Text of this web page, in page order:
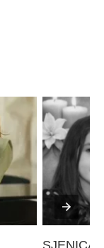
SJENICA